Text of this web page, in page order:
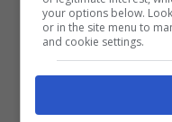
allenata da Pirlo.
ancora vedere,
giocatore di
all’interno dello
your options below.
or in the site menu to
and cookie settings.